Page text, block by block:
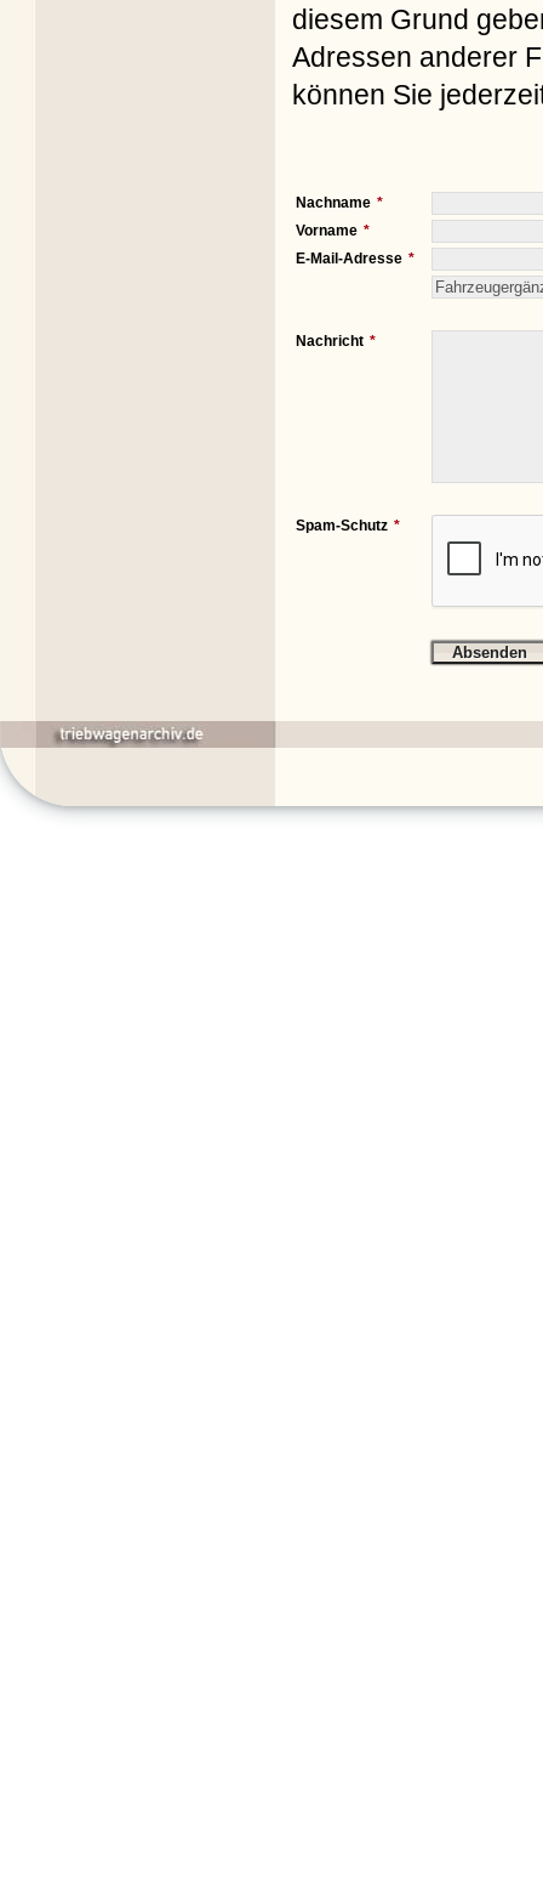
diesem Grund
Adressen anderer
können Sie
Nachname
Vorname
E-Mail-Adresse
Nachricht
Spam-Schutz